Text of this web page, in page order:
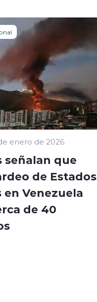
enero de 2026
señalan que
de Estados
en Venezuela
de 40